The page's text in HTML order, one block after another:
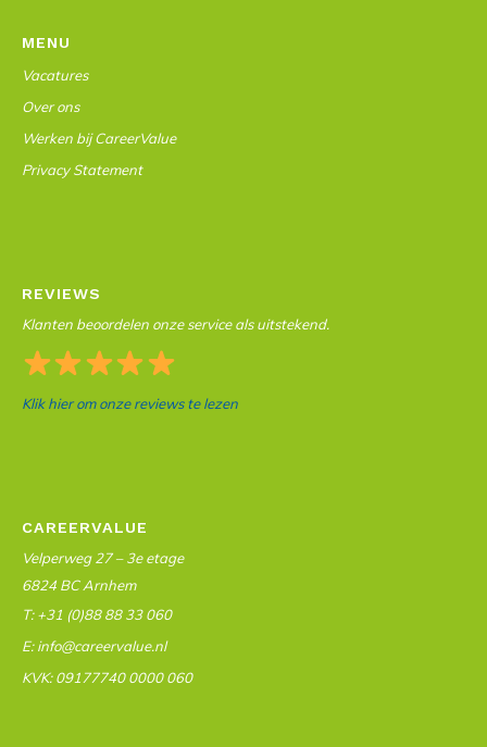
MENU
Vacatures
Over ons
Werken bij CareerValue
Privacy Statement
REVIEWS
Klanten beoordelen onze service als uitstekend.
Klik hier om onze reviews te lezen
CAREERVALUE
Velperweg 27 – 3e etage
6824 BC Arnhem
T: +31 (0)88 88 33 060
E: info@careervalue.nl
KVK: 09177740 0000 060